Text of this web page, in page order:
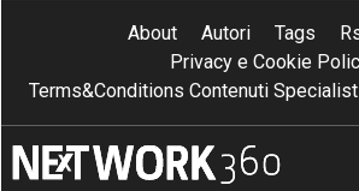
About Autori Tags
Privacy e Cookie
Terms&Conditions Contenuti